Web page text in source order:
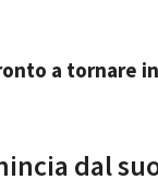
a tornare
dal